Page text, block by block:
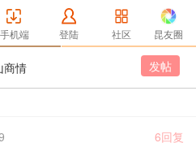
手机端 登陆 社区 昆友圈
商情 发帖
6回复